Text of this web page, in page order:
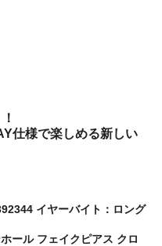
仕様で楽しめる新しい
イヤーバイト：ロング
ール フェイクピアス クロ